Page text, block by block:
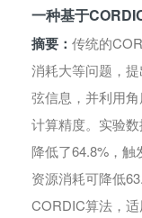
一种基于
摘要： 传统的
消耗大等问题，
弦信息，并利用
计算精度。实验
降低了64.8%，触
资源消耗可降低
CORDIC算法，适